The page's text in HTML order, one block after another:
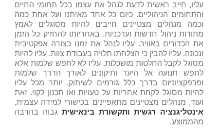
עליו, חייב ראשית לדעת לנהל את עצמו בכל תחומי החיים
והתחומים הניהוליים. כיום כל אחד מאיתנו ועל אחת כמה
וכמה מנהלים מצטיינים חייבים להיות מסוגלים לאמץ
מתודות ניהול חדשות ועדכניות. באחריותו להחזיק כל הזמן
את הכדורים באוויר. עליו לנהל את זמנו בצורה אפקטיבית
ונכונה. עליו להבין כי הצלחתו תלויה בעבודת צוות. עליו להיות
מסוגל לקבל החלטות מושכלות. עליו לא לחפש שלמות אלא
לחפש תנועה אל היעד ותיקונים לאורך הדרך שלמות
ופרפקציוניזם בדרך כלל גורמים לשיתוק. יותר מכל עליו
להיות מסוגל לקחת אחריות על טעויות ואו תכנון לקוי. זאת
ועוד, מנהלים מצטיינים מתאפיינים בכישורי למידה עצמית,
אינטליגנציה רגשית ותקשורת בינאישיתגבוה בהרבה
מהממוצע.